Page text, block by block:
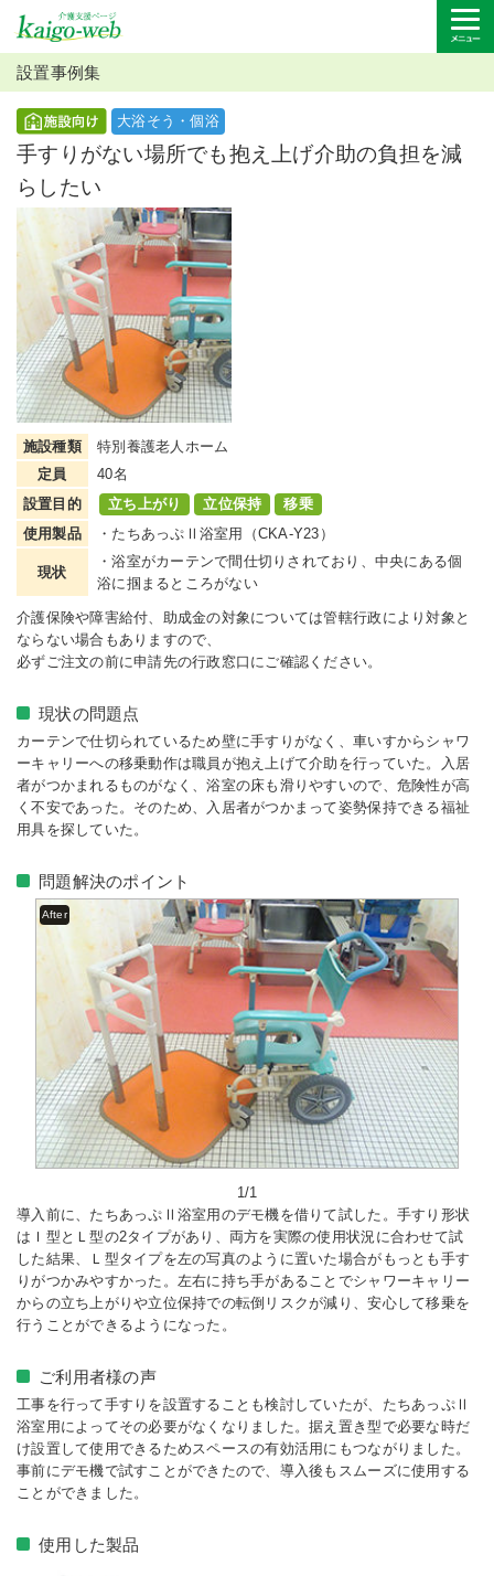
設置事例集
大浴そう・個浴
手すりがない場所でも抱え上げ介助の負担を減
らしたい
施設種類
特別養護老人ホーム
定員
40名
設置目的
立ち上がり 立位保持
移乗
使用製品
・たちあっぷⅡ浴室用（CKA-Y23）
現状
・浴室がカーテンで間仕切りされており、中央にある個
浴に掴まるところがない
介護保険や障害給付、助成金の対象については管轄行政により対象と
ならない場合もありますので、
必ずご注文の前に申請先の行政窓口にご確認ください。
現状の問題点
カーテンで仕切られているため壁に手すりがなく、車いすからシャワ
ーキャリーへの移乗動作は職員が抱え上げて介助を行っていた。入居
者がつかまれるものがなく、浴室の床も滑りやすいので、危険性が高
く不安であった。そのため、入居者がつかまって姿勢保持できる福祉
用具を探していた。
問題解決のポイント
After
1/1
導入前に、たちあっぷⅡ浴室用のデモ機を借りて試した。手すり形状
はＩ型とＬ型の2タイプがあり、両方を実際の使用状況に合わせて試
した結果、Ｌ型タイプを左の写真のように置いた場合がもっとも手す
りがつかみやすかった。左右に持ち手があることでシャワーキャリー
からの立ち上がりや立位保持での転倒リスクが減り、安心して移乗を
行うことができるようになった。
ご利用者様の声
工事を行って手すりを設置することも検討していたが、たちあっぷⅡ
浴室用によってその必要がなくなりました。据え置き型で必要な時だ
け設置して使用できるためスペースの有効活用にもつながりました。
事前にデモ機で試すことができたので、導入後もスムーズに使用する
ことができました。
使用した製品